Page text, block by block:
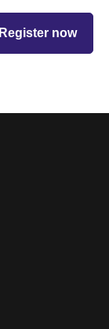
Register now